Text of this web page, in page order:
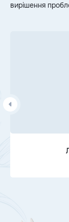
вирішення